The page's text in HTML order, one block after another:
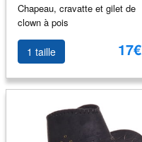
Chapeau, cravatte et gilet de
clown à pois
1 taille 17€